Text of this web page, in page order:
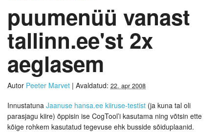
puumenüü vanast
tallinn.ee'st 2x
aeglasem
Autor Peeter Marvet | Avaldatud: 22. apr 2008
Innustatuna Jaanuse hansa.ee kiiruse-testist (ja kuna tal oli
parasjagu kiire) õppisin ise CogTool’i kasutama ning võtsin ette
kõige rohkem kasutatud tegevuse ehk busside sõiduplaanid.